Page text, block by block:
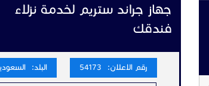
جهاز جراند ستريم لخدمة نزلاء
فندقك
رقم الاعلان: 54173 البلد: